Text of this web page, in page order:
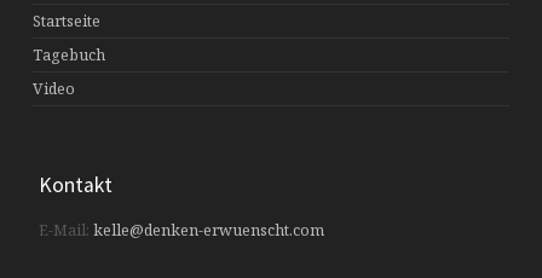
Startseite
Tagebuch
Video
Kontakt
E-Mail:kelle@denken-erwuenscht.com